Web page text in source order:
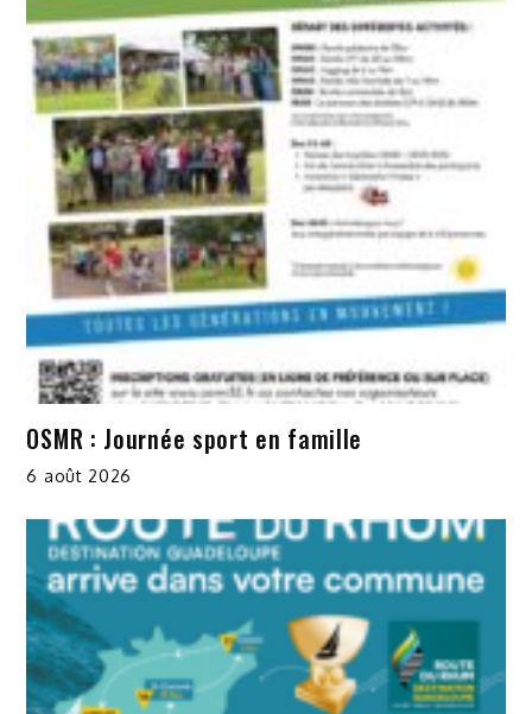
OSMR : Journée sport en famille
6 août 2026